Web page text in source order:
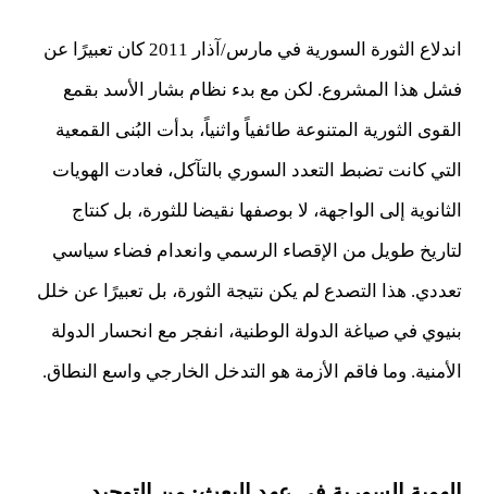
اندلاع الثورة السورية في مارس/آذار 2011 كان تعبيرًا عن
فشل هذا المشروع. لكن مع بدء نظام بشار الأسد بقمع
القوى الثورية المتنوعة طائفياً واثنياً، بدأت البُنى القمعية
التي كانت تضبط التعدد السوري بالتآكل، فعادت الهويات
الثانوية إلى الواجهة، لا بوصفها نقيضا للثورة، بل كنتاج
لتاريخ طويل من الإقصاء الرسمي وانعدام فضاء سياسي
تعددي. هذا التصدع لم يكن نتيجة الثورة، بل تعبيرًا عن خلل
بنيوي في صياغة الدولة الوطنية، انفجر مع انحسار الدولة
الأمنية. وما فاقم الأزمة هو التدخل الخارجي واسع النطاق.